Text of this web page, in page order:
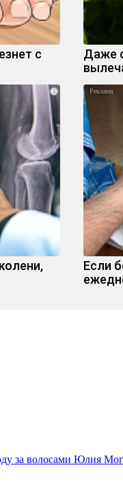
с
Даже
i
Если
за волосами Юлия